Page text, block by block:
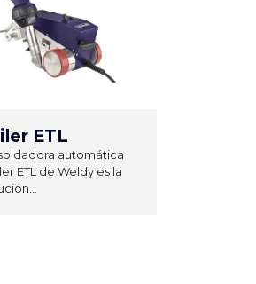
ETL
automática
ETL de Weldy es la